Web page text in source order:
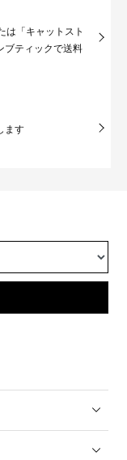
は「キャットスト
ブティックで送料
ます